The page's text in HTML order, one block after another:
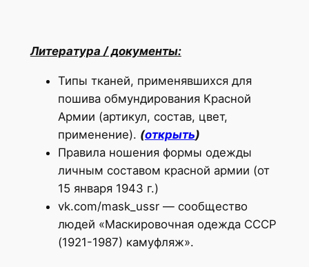
Литература / документы:
Типы тканей, применявшихся для
пошива обмундирования Красной
Армии (артикул, состав, цвет,
применение). (открыть)
Правила ношения формы одежды
личным составом красной армии (от
15 января 1943 г.)
vk.com/mask_ussr — сообщество
людей «Маскировочная одежда СССР
(1921-1987) камуфляж».